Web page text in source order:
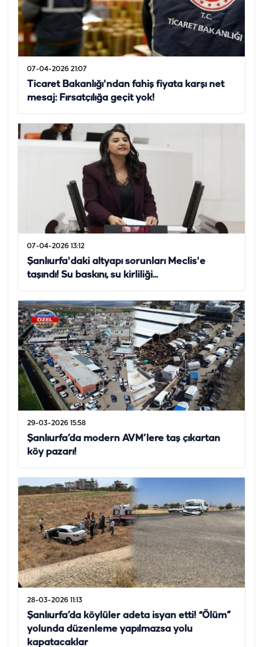
07-04-2026 21:07
Ticaret Bakanlığı'ndan fahiş fiyata karşı net
mesaj: Fırsatçılığa geçit yok!
07-04-2026 13:12
Şanlıurfa'daki altyapı sorunları Meclis'e
taşındı! Su baskını, su kirliliği...
29-03-2026 15:58
Şanlıurfa’da modern AVM’lere taş çıkartan
köy pazarı!
28-03-2026 11:13
Şanlıurfa’da köylüler adeta isyan etti! “Ölüm”
yolunda düzenleme yapılmazsa yolu
kapatacaklar